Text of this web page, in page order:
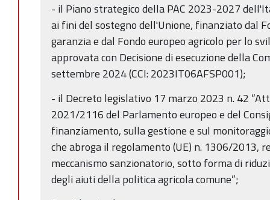
- il Piano strategico della PAC 2023-2027
ai fini del sostegno dell'Unione, finanziato dal
garanzia e dal Fondo europeo agricolo per lo
approvata con Decisione di esecuzione della
settembre 2024 (CCI: 2023IT06AFSP001);
- il Decreto legislativo 17 marzo 2023 n. 42
2021/2116 del Parlamento europeo e del
finanziamento, sulla gestione e sul
che abroga il regolamento (UE) n. 1306/2013,
meccanismo sanzionatorio, sotto forma di
degli aiuti della politica agricola comune”;